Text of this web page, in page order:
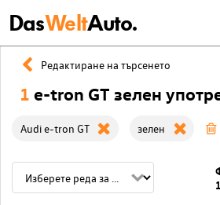
DasWeltAuto.
Редактиране на търсенето
1 e-tron GT зелен
Audi e-tron GT зелен